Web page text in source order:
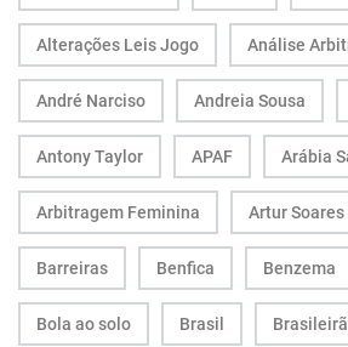
Alterações Leis Jogo Análise
André Narciso Andreia Sousa
Antony Taylor APAF Arábia
Arbitragem Feminina Artur Soares
Barreiras Benfica Benzema
Bola ao solo Brasil